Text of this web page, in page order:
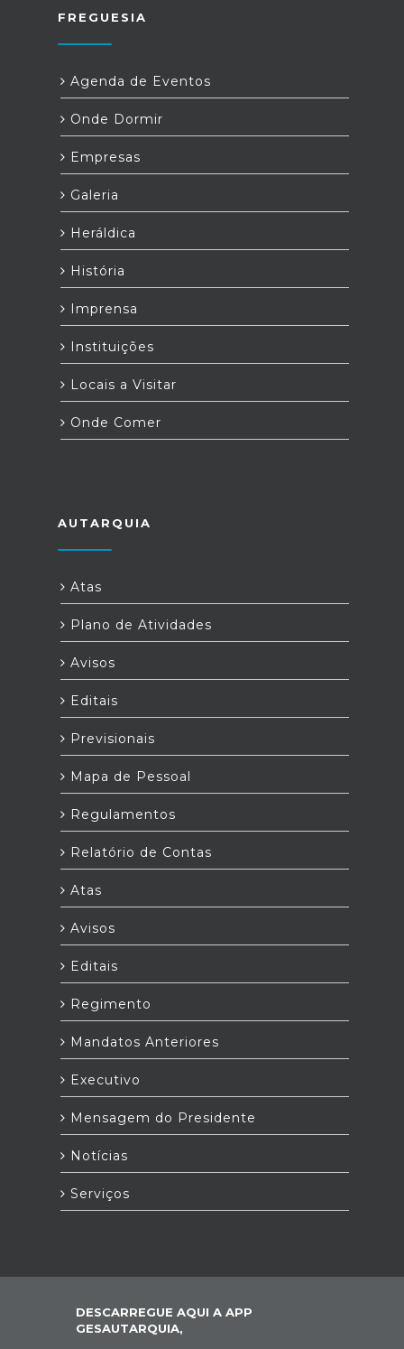
FREGUESIA
Agenda de Eventos
Onde Dormir
Empresas
Galeria
Heráldica
História
Imprensa
Instituições
Locais a Visitar
Onde Comer
AUTARQUIA
Atas
Plano de Atividades
Avisos
Editais
Previsionais
Mapa de Pessoal
Regulamentos
Relatório de Contas
Atas
Avisos
Editais
Regimento
Mandatos Anteriores
Executivo
Mensagem do Presidente
Notícias
Serviços
DESCARREGUE AQUI A APP
GESAUTARQUIA,